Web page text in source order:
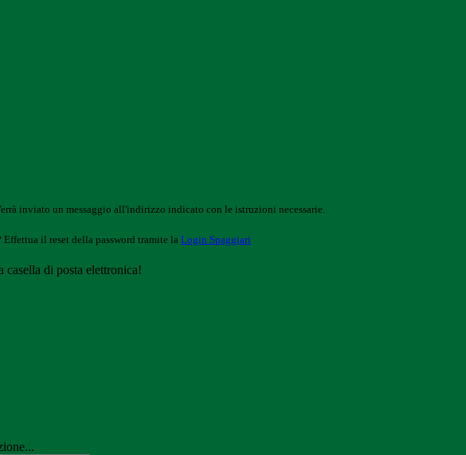
inviato un messaggio all'indirizzo indicato con le istruzioni necessarie.
il reset della password tramite la Login Spaggiari
di posta elettronica!